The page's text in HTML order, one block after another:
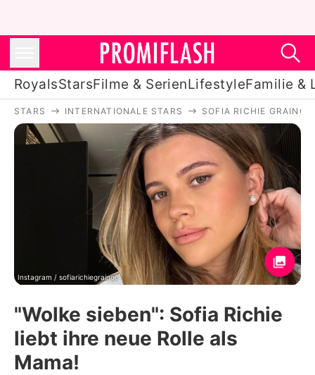
RoyalsStarsFilme & SerienLifestyleFamilie &
Royals
Stars
Filme & Serien
Lifestyle
Familie & Liebe
Promiflash Exklusiv
Alle Themen auf Promiflash
STARS INTERNATIONALE STARS SOFIA RICHIE GRAINGE
Instagram / sofiarichiegrainge
"Wolke sieben": Sofia Richie
liebt ihre neue Rolle als
Mama!